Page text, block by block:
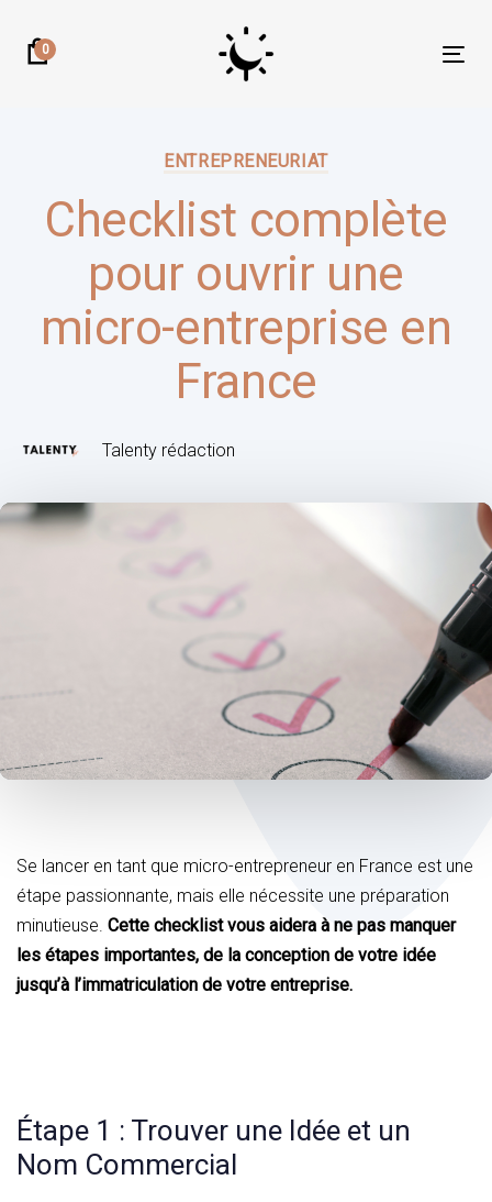
links
0
ENTREPRENEURIAT
Checklist complète
pour ouvrir une
micro-entreprise en
France
Talenty rédaction
Se lancer en tant que micro-entrepreneur en France est une
étape passionnante, mais elle nécessite une préparation
minutieuse. Cette checklist vous aidera à ne pas manquer
les étapes importantes, de la conception de votre idée
jusqu’à l’immatriculation de votre entreprise.
Étape 1 : Trouver une Idée et un
Nom Commercial